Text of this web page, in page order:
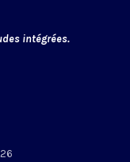
intégrées.